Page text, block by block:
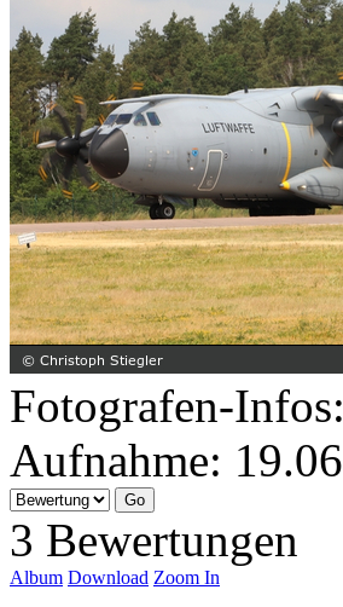
Fotografen-Infos:
Aufnahme:
3 Bewertungen
Album Download Zoom In